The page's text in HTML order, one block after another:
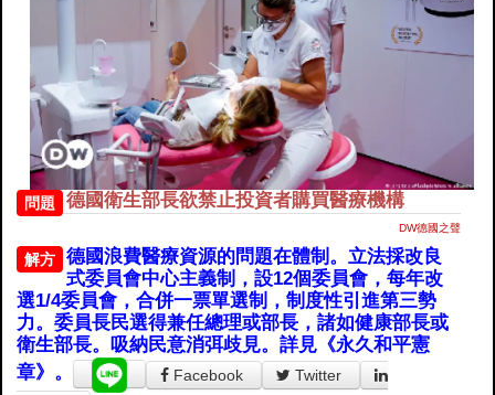
問題 德國衛生部長欲禁止投資者購買醫療機構
DW德國之聲
解方
德國浪費醫療資源的問題在體制。立法採改良
式委員會中心主義制，設12個委員會，每年改
選1/4委員會，合併一票單選制，制度性引進第三勢
力。委員長民選得兼任總理或部長，諸如健康部長或
衛生部長。吸納民意消弭歧見。詳見《永久和平憲
章》。
Facebook
Twitter